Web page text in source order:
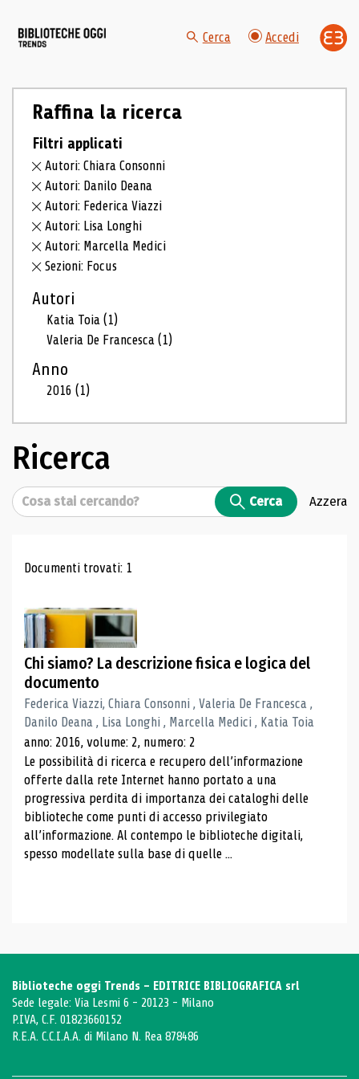
Cerca Accedi
Raffina la ricerca
Filtri applicati
Autori: Chiara Consonni
Autori: Danilo Deana
Autori: Federica Viazzi
Autori: Lisa Longhi
Autori: Marcella Medici
Sezioni: Focus
Autori
Katia Toia(1)
Valeria De Francesca(1)
Anno
2016(1)
Ricerca
Cerca Cerca Azzera
Risultati di ricerca
Documenti trovati: 1
Chi siamo? La descrizione fisica e logica del
documento
Federica Viazzi, Chiara Consonni , Valeria De Francesca ,
Danilo Deana , Lisa Longhi , Marcella Medici , Katia Toia
anno: 2016, volume: 2, numero: 2
Le possibilità di ricerca e recupero dell’informazione
offerte dalla rete Internet hanno portato a una
progressiva perdita di importanza dei cataloghi delle
biblioteche come punti di accesso privilegiato
all’informazione. Al contempo le biblioteche digitali,
spesso modellate sulla base di quelle ...
Biblioteche oggi Trends - EDITRICE BIBLIOGRAFICA srl
Sede legale: Via Lesmi 6 - 20123 - Milano
P.IVA, C.F. 01823660152
R.E.A. C.C.I.A.A. di Milano N. Rea 878486